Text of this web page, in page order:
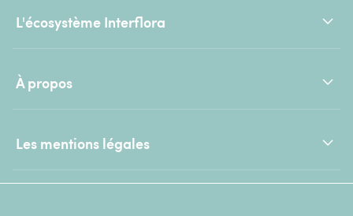
L'écosystème Interflora
À propos
Les mentions légales